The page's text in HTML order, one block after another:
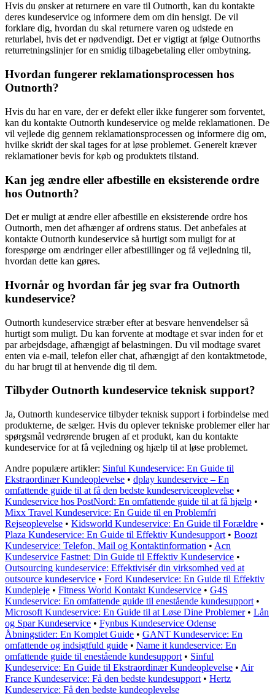
Hvis du ønsker at returnere en vare til Outnorth, kan du kontakte
deres kundeservice og informere dem om din hensigt. De vil
forklare dig, hvordan du skal returnere varen og udstede en
returlabel, hvis det er nødvendigt. Det er vigtigt at følge Outnorths
returretningslinjer for en smidig tilbagebetaling eller ombytning.
Hvordan fungerer reklamationsprocessen hos
Outnorth?
Hvis du har en vare, der er defekt eller ikke fungerer som forventet,
kan du kontakte Outnorth kundeservice og melde reklamationen. De
vil vejlede dig gennem reklamationsprocessen og informere dig om,
hvilke skridt der skal tages for at løse problemet. Generelt kræver
reklamationer bevis for køb og produktets tilstand.
Kan jeg ændre eller afbestille en eksisterende ordre
hos Outnorth?
Det er muligt at ændre eller afbestille en eksisterende ordre hos
Outnorth, men det afhænger af ordrens status. Det anbefales at
kontakte Outnorth kundeservice så hurtigt som muligt for at
forespørge om ændringer eller afbestillinger og få vejledning til,
hvordan dette kan gøres.
Hvornår og hvordan får jeg svar fra Outnorth
kundeservice?
Outnorth kundeservice stræber efter at besvare henvendelser så
hurtigt som muligt. Du kan forvente at modtage et svar inden for et
par arbejdsdage, afhængigt af belastningen. Du vil modtage svaret
enten via e-mail, telefon eller chat, afhængigt af den kontaktmetode,
du har brugt til at henvende dig til dem.
Tilbyder Outnorth kundeservice teknisk support?
Ja, Outnorth kundeservice tilbyder teknisk support i forbindelse med
produkterne, de sælger. Hvis du oplever tekniske problemer eller har
spørgsmål vedrørende brugen af et produkt, kan du kontakte
kundeservice for at få vejledning og hjælp til at løse problemet.
Andre populære artikler: Sinful Kundeservice: En Guide til
Ekstraordinær Kundeoplevelse • dplay kundeservice – En
omfattende guide til at få den bedste kundeserviceoplevelse •
Kundeservice hos PostNord: En omfattende guide til at få hjælp •
Mixx Travel Kundeservice: En Guide til en Problemfri
Rejseoplevelse • Kidsworld Kundeservice: En Guide til Forældre •
Plaza Kundeservice: En Guide til Effektiv Kundesupport • Boozt
Kundeservice: Telefon, Mail og Kontaktinformation • Acn
Kundeservice Fastnet: Din Guide til Effektiv Kundeservice •
Outsourcing kundeservice: Effektivisér din virksomhed ved at
outsource kundeservice • Ford Kundeservice: En Guide til Effektiv
Kundepleje • Fitness World Kontakt Kundeservice • G4S
Kundeservice: En omfattende guide til enestående kundesupport •
Microsoft Kundeservice: En Guide til at Løse Dine Problemer• Lån
og Spar Kundeservice • Fynbus Kundeservice Odense
Åbningstider: En Komplet Guide • GANT Kundeservice: En
omfattende og indsigtfuld guide • Name it kundeservice: En
omfattende guide til enestående kundesupport • Sinful
Kundeservice: En Guide til Ekstraordinær Kundeoplevelse • Air
France Kundeservice: Få den bedste kundesupport • Hertz
Kundeservice: Få den bedste kundeoplevelse